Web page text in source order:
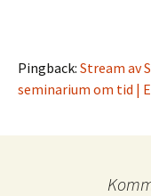
Pingback: Stream av
seminarium om tid |